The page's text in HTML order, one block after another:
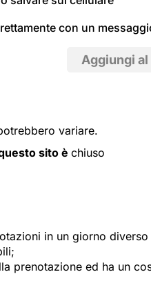
con un
variare.
sito è chiuso
in un giorno
prenotazione ed ha un